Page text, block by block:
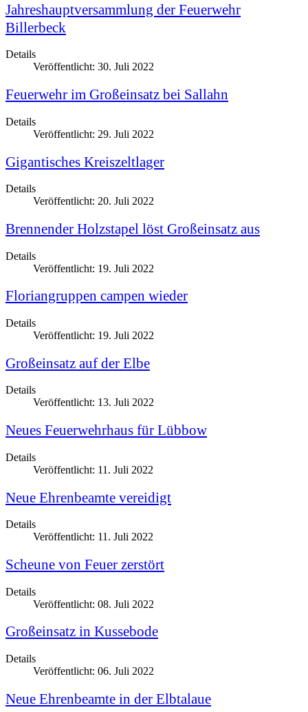
Jahreshauptversammlung der Feuerwehr
Billerbeck
Details
Veröffentlicht: 30. Juli 2022
Feuerwehr im Großeinsatz bei Sallahn
Details
Veröffentlicht: 29. Juli 2022
Gigantisches Kreiszeltlager
Details
Veröffentlicht: 20. Juli 2022
Brennender Holzstapel löst Großeinsatz aus
Details
Veröffentlicht: 19. Juli 2022
Floriangruppen campen wieder
Details
Veröffentlicht: 19. Juli 2022
Großeinsatz auf der Elbe
Details
Veröffentlicht: 13. Juli 2022
Neues Feuerwehrhaus für Lübbow
Details
Veröffentlicht: 11. Juli 2022
Neue Ehrenbeamte vereidigt
Details
Veröffentlicht: 11. Juli 2022
Scheune von Feuer zerstört
Details
Veröffentlicht: 08. Juli 2022
Großeinsatz in Kussebode
Details
Veröffentlicht: 06. Juli 2022
Neue Ehrenbeamte in der Elbtalaue